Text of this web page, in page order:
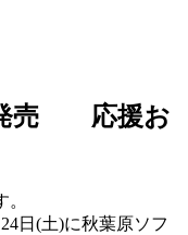
発売 応援お
日(土)に秋葉原ソフ